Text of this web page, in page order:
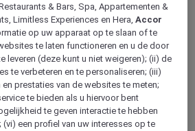
Voyager
het hele jaardoor op uw verblijven bij
LID
& Bars, Spa, Appartementen &
Limitless Experiences en Hera,Accor
op uw apparaat op te slaan of te
te laten functioneren en u de door
leveren (deze kunt u niet weigeren); (ii) de
te verbeteren en te personaliseren; (iii)
prestaties van de websites te meten;
te bieden als u hiervoor bent
te geven interactie te hebben
een profiel van uw interesses op te